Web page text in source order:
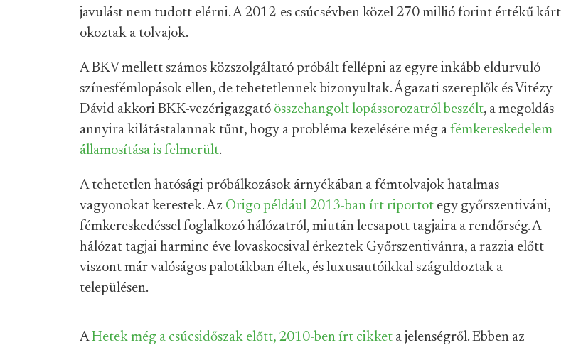
javulást nem tudott elérni. A 2012-es csúcsévben közel 270 millió forint értékű kárt
okoztak a tolvajok.
A BKV mellett számos közszolgáltató próbált fellépni az egyre inkább eldurvuló
színesfémlopások ellen, de tehetetlennek bizonyultak. Ágazati szereplők és Vitézy
Dávid akkori BKK-vezérigazgató összehangolt lopássorozatról beszélt, a megoldás
annyira kilátástalannak tűnt, hogy a probléma kezelésére még a fémkereskedelem
államosítása is felmerült.
A tehetetlen hatósági próbálkozások árnyékában a fémtolvajok hatalmas
vagyonokat kerestek. Az Origo például 2013-ban írt riportot egy győrszentiváni,
fémkereskedéssel foglalkozó hálózatról, miután lecsapott tagjaira a rendőrség. A
hálózat tagjai harminc éve lovaskocsival érkeztek Győrszentivánra, a razzia előtt
viszont már valóságos palotákban éltek, és luxusautóikkal száguldoztak a
településen.
AHetek még a csúcsidőszak előtt, 2010-ben írt cikket a jelenségről. Ebben az